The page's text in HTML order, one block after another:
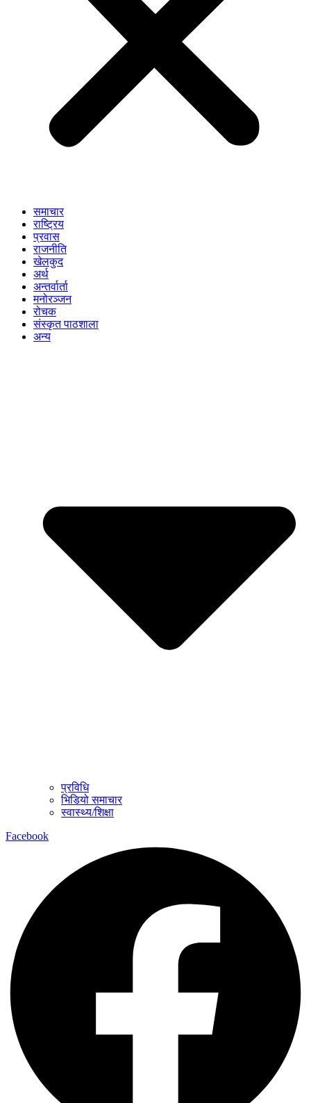
समाचार
राष्ट्रिय
प्रवास
राजनीति
खेलकुद
अर्थ
अन्तर्वार्ता
मनोरञ्जन
रोचक
संस्कृत पाठशाला
अन्य
प्रविधि
भिडियो समाचार
स्वास्थ्य/शिक्षा
Facebook